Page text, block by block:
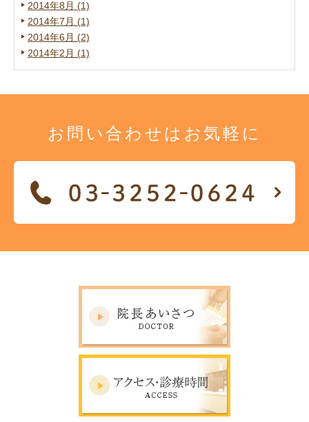
2014年8月 (1)
2014年7月 (1)
2014年6月 (2)
2014年2月 (1)
お問い合わせは お気軽に